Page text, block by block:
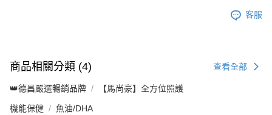
客服
商品相關分類 (4) 查看全部
👑德昌嚴選暢銷品牌 【馬尚豪】全方位照護
機能保健 魚油/DHA